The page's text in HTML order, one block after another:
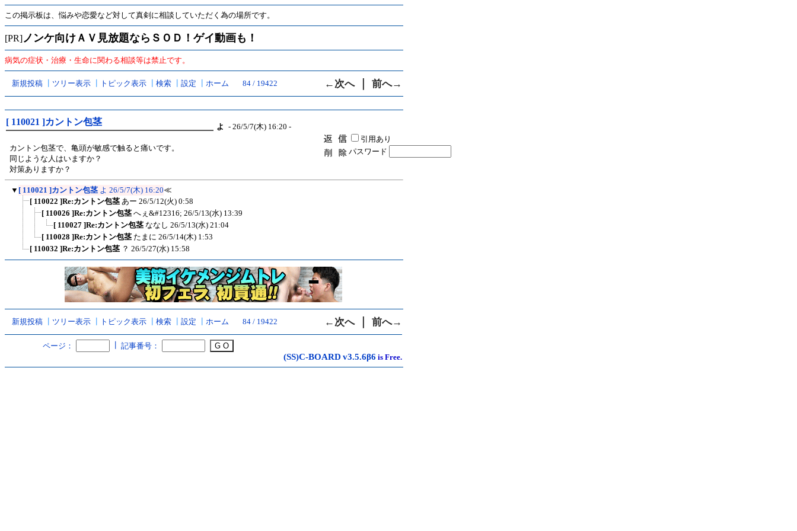
この掲示板は、悩みや恋愛など対して真剣に相談していただく為の場所です。
[PR]ノンケ向けＡＶ見放題ならＳＯＤ！ゲイ動画も！
病気の症状・治療・生命に関わる相談等は禁止です。
新規投稿 ツリー表示 トピック表示 検索 設定 ホーム 84 / 19422 ←次へ｜ 前へ→
[ 110021 ]カントン包茎 よ - 26/5/7(木) 16:20 -
カントン包茎で、亀頭が敏感で触ると痛いです。
同じような人はいますか？
対策ありますか？
引用あり
パスワード
▼ [ 110021 ]カントン包茎 よ 26/5/7(木) 16:20≪
[ 110022 ]Re:カントン包茎 あー 26/5/12(火) 0:58
[ 110026 ]Re:カントン包茎 へぇ&#12316; 26/5/13(水) 13:39
[ 110027 ]Re:カントン包茎 ななし 26/5/13(水) 21:04
[ 110028 ]Re:カントン包茎 たまに 26/5/14(木) 1:53
[ 110032 ]Re:カントン包茎 ？ 26/5/27(水) 15:58
新規投稿 ツリー表示 トピック表示 検索 設定 ホーム 84 / 19422 ←次へ｜ 前へ→
ページ： 記事番号：
(SS)C-BOARD v3.5.6β6 is Free.